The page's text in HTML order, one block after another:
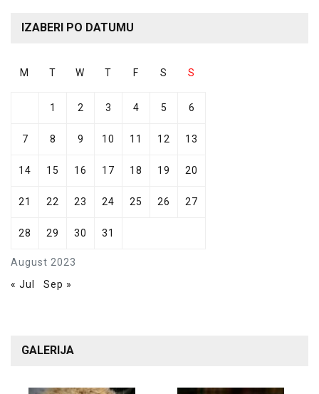
IZABERI PO DATUMU
August 2023
M T W T F S S
1 2 3 4 5 6
7 8 9 10 11 12 13
14 15 16 17 18 19 20
21 22 23 24 25 26 27
28 29 30 31
« Jul Sep »
GALERIJA